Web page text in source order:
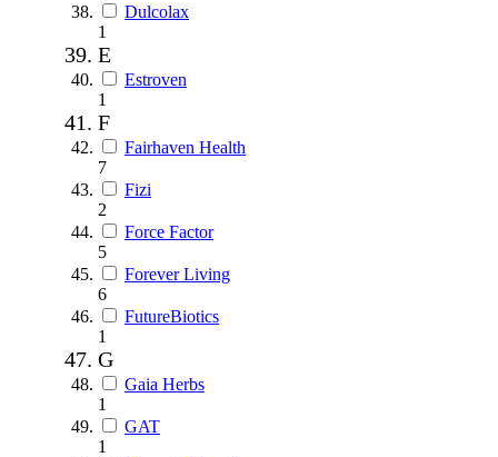
Dulcolax
1
E
Estroven
1
F
Fairhaven Health
7
Fizi
2
Force Factor
5
Forever Living
6
FutureBiotics
1
G
Gaia Herbs
1
GAT
1